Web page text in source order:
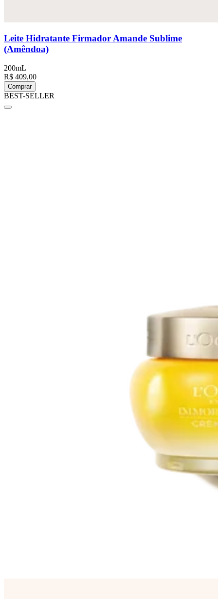
Leite Hidratante Firmador Amande Sublime
(Amêndoa)
200mL
R$ 409,00
Comprar
BEST-SELLER